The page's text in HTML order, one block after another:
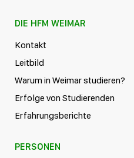
DIE HFM WEIMAR
Kontakt
Leitbild
Warum in Weimar studieren?
Erfolge von Studierenden
Erfahrungsberichte
PERSONEN